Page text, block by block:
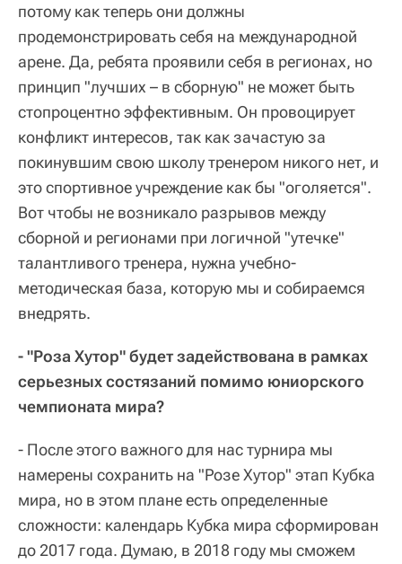
потому как теперь они должны
продемонстрировать себя на международной
арене. Да, ребята проявили себя в регионах, но
принцип "лучших – в сборную" не может быть
стопроцентно эффективным. Он провоцирует
конфликт интересов, так как зачастую за
покинувшим свою школу тренером никого нет, и
это спортивное учреждение как бы "оголяется".
Вот чтобы не возникало разрывов между
сборной и регионами при логичной "утечке"
талантливого тренера, нужна учебно-
методическая база, которую мы и собираемся
внедрять.
- "Роза Хутор" будет задействована в рамках
серьезных состязаний помимо юниорского
чемпионата мира?
- После этого важного для нас турнира мы
намерены сохранить на "Розе Хутор" этап Кубка
мира, но в этом плане есть определенные
сложности: календарь Кубка мира сформирован
до 2017 года. Думаю, в 2018 году мы сможем